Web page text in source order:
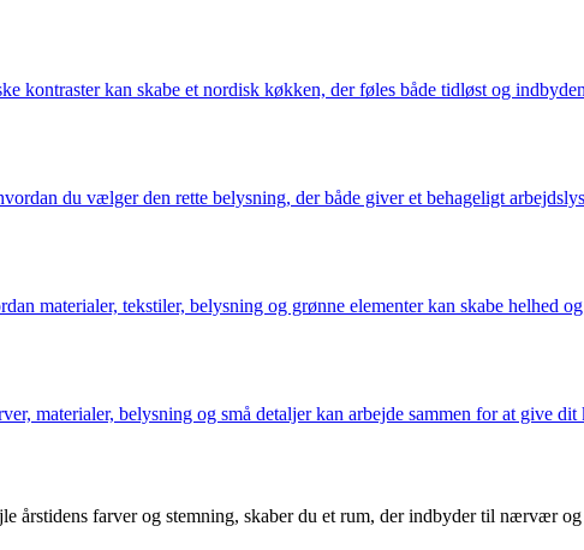
kontraster kan skabe et nordisk køkken, der føles både tidløst og
du vælger den rette belysning, der både giver et behageligt
materialer, tekstiler, belysning og grønne elementer kan skabe helhed
materialer, belysning og små detaljer kan arbejde sammen for at give
årstidens farver og stemning, skaber du et rum, der indbyder til nærvær